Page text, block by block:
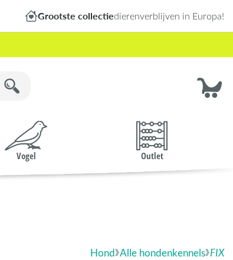
Grootste collectiedierenverblijven in Europa!
Vogel Outlet
Hond Alle hondenkennels FIX